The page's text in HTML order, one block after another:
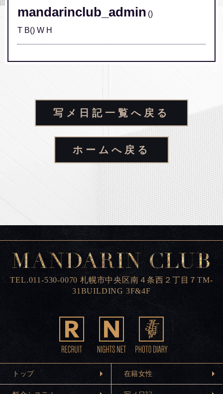
mandarinclub_admin ()
T B() W H
写メ日記一覧へ戻る
ホームへ戻る
TEL.011-530-0070 札幌市中央区南４条西２丁目７TM-
31BUILDING 3F&4F
トップ 在籍女性